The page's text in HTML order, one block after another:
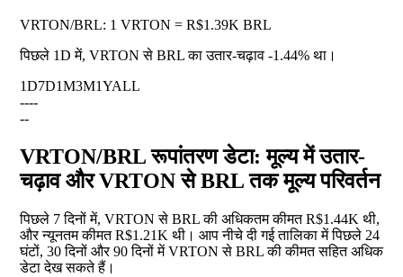
VRTON/BRL: 1 VRTON = R$1.39K BRL
पिछले 1D में, VRTON से BRL का उतार-चढ़ाव -1.44% था।
1D7D1M3M1YALL
----
--
VRTON/BRL रूपांतरण डेटा: मूल्य में उतार-
चढ़ाव और VRTON से BRL तक मूल्य परिवर्तन
पिछले 7 दिनों में, VRTON से BRL की अधिकतम कीमत R$1.44K थी,
और न्यूनतम कीमत R$1.21K थी। आप नीचे दी गई तालिका में पिछले 24
घंटों, 30 दिनों और 90 दिनों में VRTON से BRL की कीमत सहित अधिक
डेटा देख सकते हैं।